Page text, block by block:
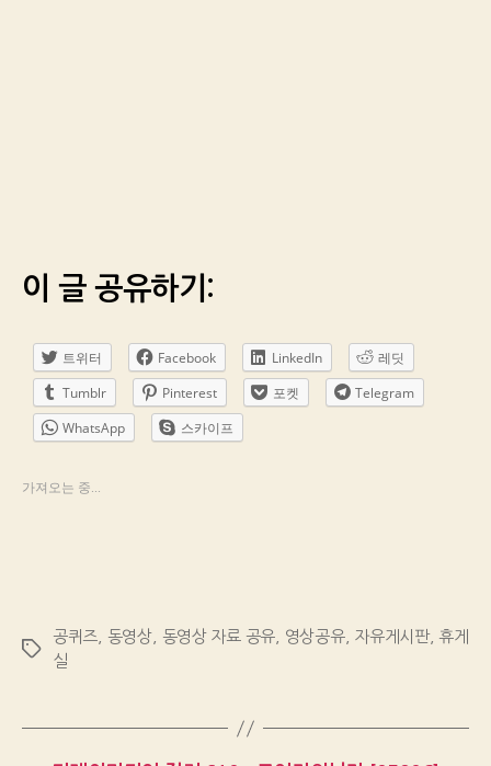
이 글 공유하기:
트위터 Facebook LinkedIn
레딧
Tumblr
Pinterest 포켓
Telegram
WhatsApp
스카이프
가져오는 중...
Tags
공퀴즈 동영상 동영상 자료 공유 영상공유, 자유게시판, 휴게
실